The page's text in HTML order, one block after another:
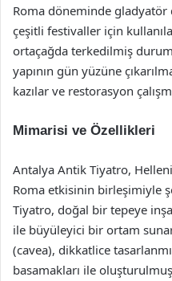
Roma döneminde
çeşitli festivaller için
ortaçağda terkedilmiş
yapının gün yüzüne
kazılar ve restorasyon
Mimarisi ve Özellikleri
Antalya Antik Tiyatro,
Roma etkisinin birleşimiyle
Tiyatro, doğal bir tepeye
ile büyüleyici bir ortam
(cavea), dikkatlice
basamakları ile